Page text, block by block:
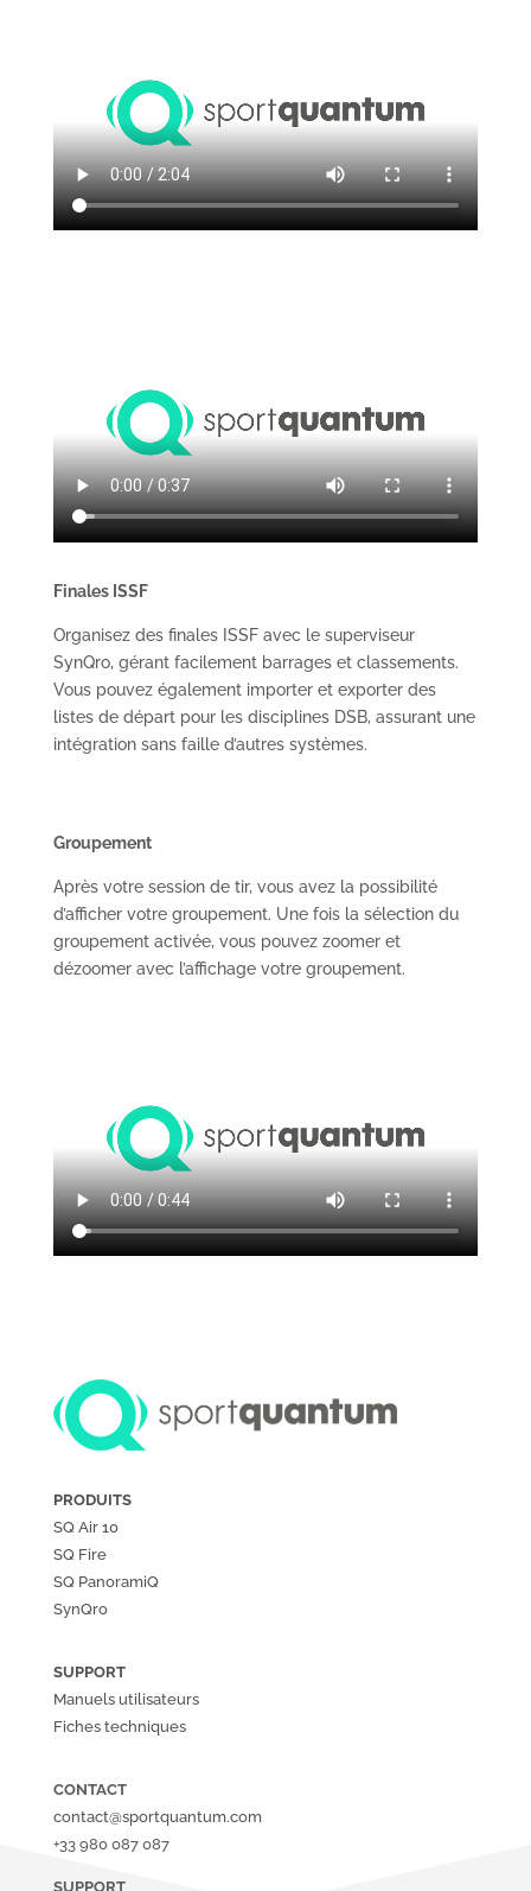
Finales ISSF
Organisez des finales ISSF avec le superviseur
SynQro, gérant facilement barrages et classements.
Vous pouvez également importer et exporter des
listes de départ pour les disciplines DSB, assurant une
intégration sans faille d’autres systèmes.
Groupement
Après votre session de tir, vous avez la possibilité
d’afficher votre groupement. Une fois la sélection du
groupement activée, vous pouvez zoomer et
dézoomer avec l’affichage votre groupement.
PRODUITS
SQ Air 10
SQ Fire
SQ PanoramiQ
SynQro
SUPPORT
Manuels utilisateurs
Fiches techniques
CONTACT
contact@sportquantum.com
+33 980 087 087
SUPPORT